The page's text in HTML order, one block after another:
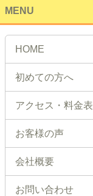
MENU
HOME
初めての方へ
アクセス・料金表
お客様の声
会社概要
お問い合わせ